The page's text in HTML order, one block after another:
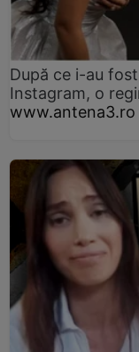
După ce i-au
Instagram, o
www.antena3.ro